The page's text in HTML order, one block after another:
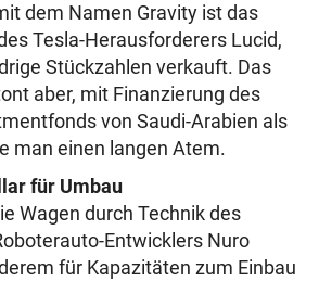
dem Namen Gravity ist das
Tesla-Herausforderers Lucid,
Stückzahlen verkauft. Das
aber, mit Finanzierung des
von Saudi-Arabien als
man einen langen Atem.
für Umbau
Wagen durch Technik des
Entwicklers Nuro
für Kapazitäten zum Einbau